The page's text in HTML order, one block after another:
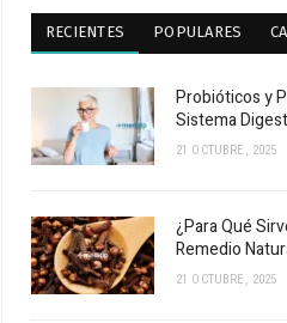
RECIENTES POPULARES
Probióticos y
Sistema
21 OCTUBRE, 2025
¿Para Qué
Remedio
21 OCTUBRE, 2025